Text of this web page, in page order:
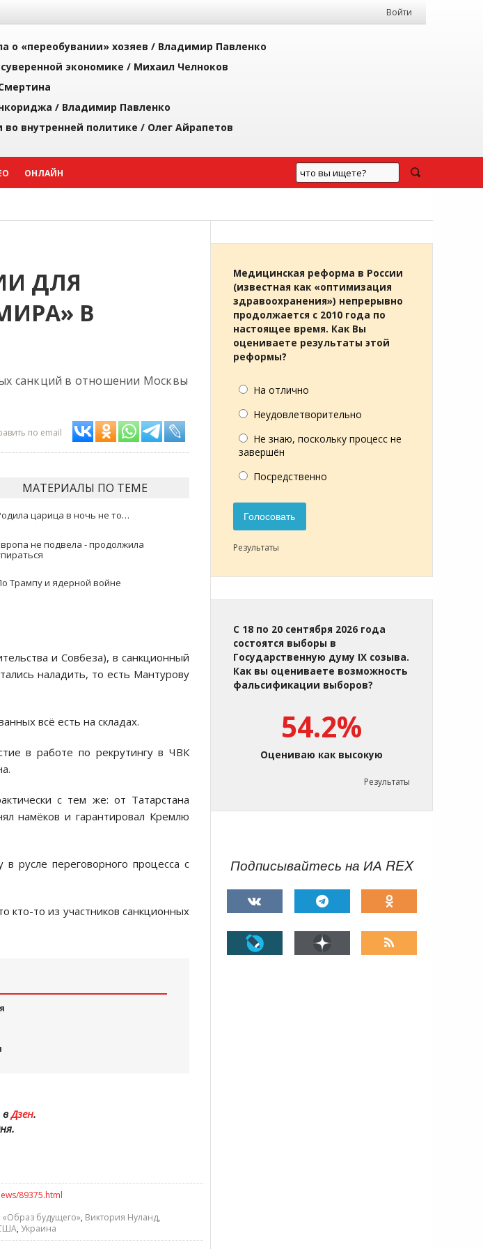
Войти
о «переобувании» хозяев / Владимир Павленко
экономике / Михаил Челноков
/ Владимир Павленко
во внутренней политике / Олег Айрапетов
ОНЛАЙН
ДЛЯ
В
санкций в отношении Москвы
по email
МАТЕРИАЛЫ ПО ТЕМЕ
царица в ночь не то…
не подвела - продолжила
Трампу и ядерной войне
и Совбеза), в санкционный
наладить, то есть Мантурову
всё есть на складах.
в работе по рекрутингу в ЧВК
с тем же: от Татарстана
намёков и гарантировал Кремлю
русле переговорного процесса с
кто-то из участников санкционных
вДзен.
89375.html
«Образ будущего», Виктория Нуланд,
, Украина
Медицинская реформа в России
(известная как «оптимизация
здравоохранения») непрерывно
продолжается с 2010 года по
настоящее время. Как Вы
оцениваете результаты этой
реформы?
На отлично
Неудовлетворительно
Не знаю, поскольку процесс не
завершён
Посредственно
Голосовать
Результаты
С 18 по 20 сентября 2026 года
состоятся выборы в
Государственную думу IX созыва.
Как вы оцениваете возможность
фальсификации выборов?
54.2%
Оцениваю как высокую
Результаты
Подписывайтесь на ИА REX